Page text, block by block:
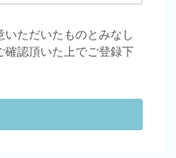
いただいたものとみなし
確認頂いた上でご登録下